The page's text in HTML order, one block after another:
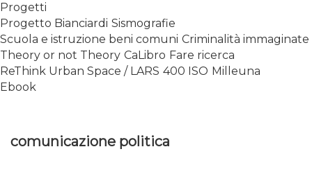
CONTEMPORANEO
Progetti
Progetto Bianciardi Sismografie
Scuola e istruzione beni comuni Criminalità immaginate
Theory or not Theory CaLibro Fare ricerca
ReThink Urban Space / LARS 400 ISO Milleuna
Ebook
comunicazione politica